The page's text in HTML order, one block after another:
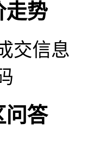
走势
交信息
问答